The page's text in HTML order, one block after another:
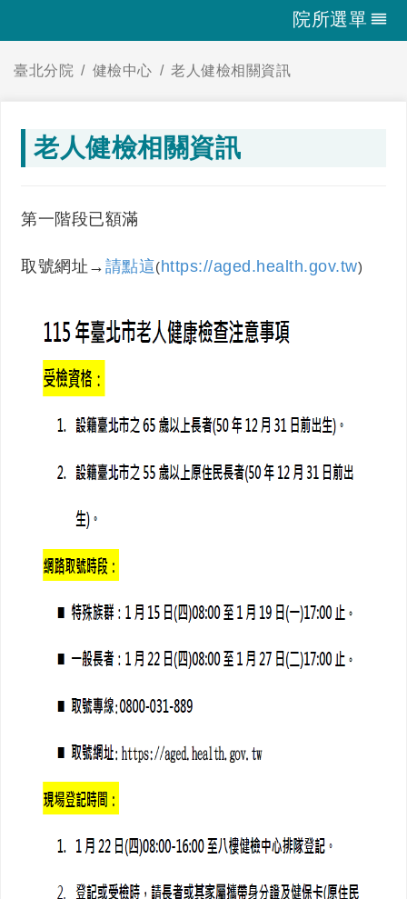
院所選單
臺北分院 健檢中心 老人健檢相關資訊
老人健檢相關資訊
第一階段已額滿
取號網址→ 請點這(https://aged.health.gov.tw)